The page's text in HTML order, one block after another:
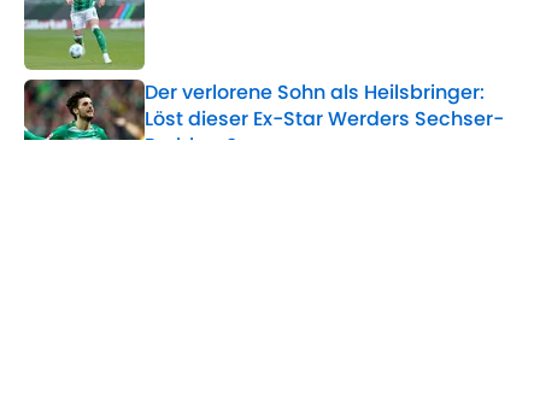
Der verlorene Sohn als Heilsbringer:
Löst dieser Ex-Star Werders Sechser-
Problem?